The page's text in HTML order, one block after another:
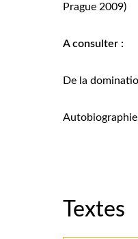
Prague 2009)
A consulter :
De la
Autobiographie
Textes